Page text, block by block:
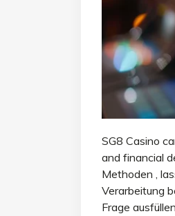
SG8 Casino
and financial
Methoden ,
Verarbeitung
Frage